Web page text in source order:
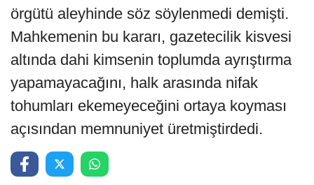
örgütü aleyhinde söz söylenmedi demişti.
Mahkemenin bu kararı, gazetecilik kisvesi
altında dahi kimsenin toplumda ayrıştırma
yapamayacağını, halk arasında nifak
tohumları ekemeyeceğini ortaya koyması
açısından memnuniyet üretmiştirdedi.